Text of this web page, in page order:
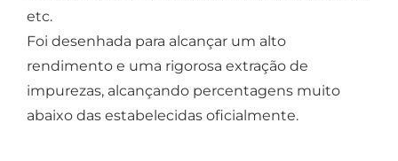
etc.
Foi desenhada para alcançar um alto
rendimento e uma rigorosa extração de
impurezas, alcançando percentagens muito
abaixo das estabelecidas oficialmente.